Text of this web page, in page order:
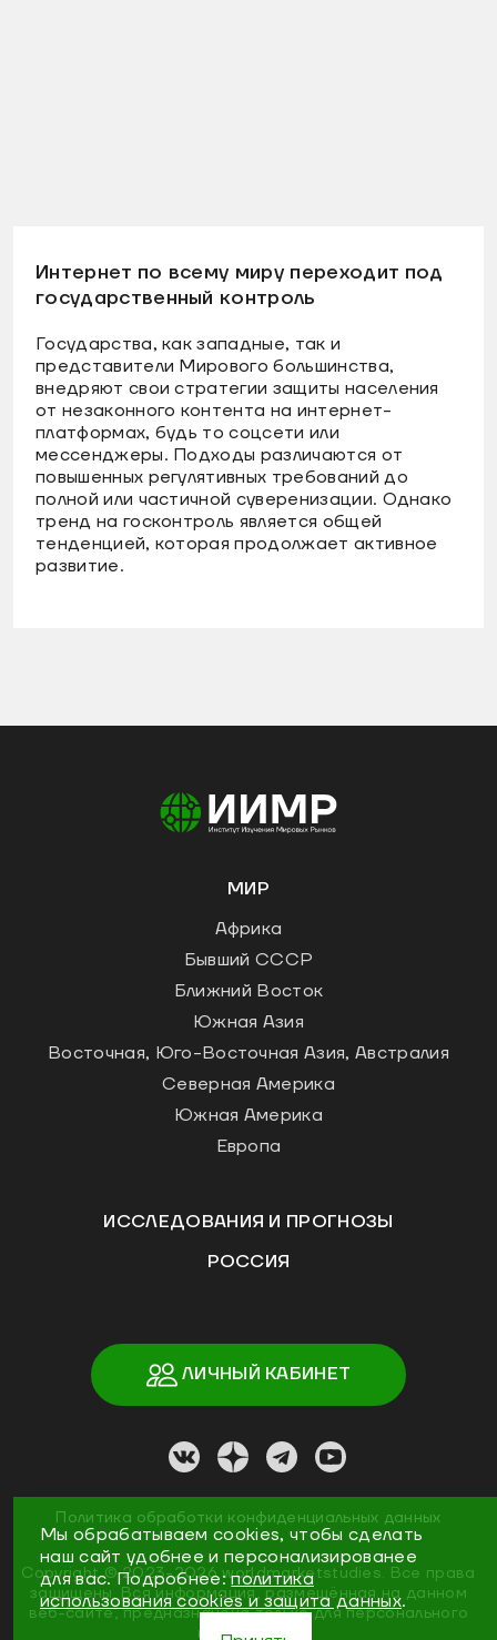
Интернет по всему миру переходит под
государственный контроль
Государства, как западные, так и
представители Мирового большинства,
внедряют свои стратегии защиты населения
от незаконного контента на интернет-
платформах, будь то соцсети или
мессенджеры. Подходы различаются от
повышенных регулятивных требований до
полной или частичной суверенизации. Однако
тренд на госконтроль является общей
тенденцией, которая продолжает активное
развитие.
МИР
Африка
Бывший СССР
Ближний Восток
Южная Азия
Восточная, Юго-Восточная Азия, Австралия
Северная Америка
Южная Америка
Европа
ИССЛЕДОВАНИЯ И ПРОГНОЗЫ
РОССИЯ
ЛИЧНЫЙ КАБИНЕТ
Политика обработки конфиденциальных данных
Copyright ©2023-2026worldmarketstudies. Все права
защищены. Вся информация, размещённая на данном
веб-сайте, предназначена только для персонального
пользования
Мы обрабатываем cookies, чтобы сделать
наш сайт удобнее и персонализированее
для вас. Подробнее:политика
использования cookies и защита данных.